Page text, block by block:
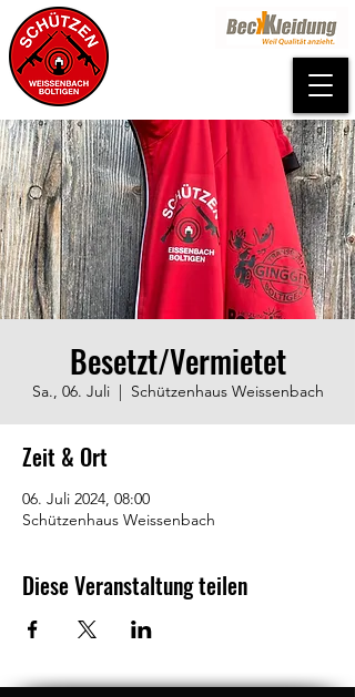
Besetzt/Vermietet
Sa., 06. Juli
  |
Schützenhaus Weissenbach
Zeit & Ort
06. Juli 2024, 08:00
Schützenhaus Weissenbach
Diese Veranstaltung teilen